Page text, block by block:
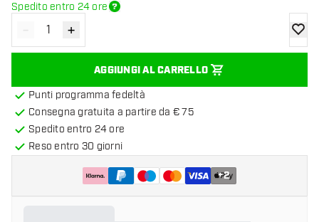
Spedito entro 24 ore
Diminuisci quantità
- Aumenta quantità
+
AGGIUNGI AL CARRELLO
Punti programma fedeltà
Consegna gratuita a partire da € 75
Spedito entro 24 ore
Reso entro 30 giorni
+2